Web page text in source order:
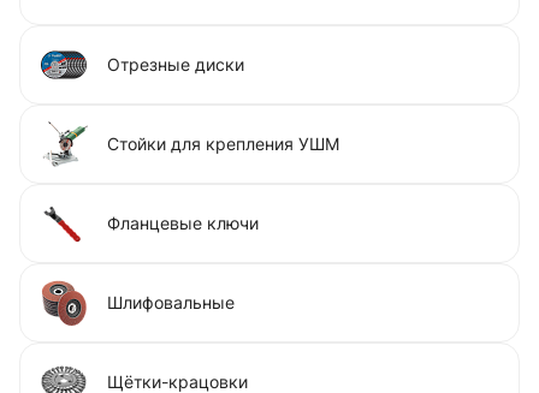
Отрезные диски
Стойки для крепления УШМ
Фланцевые ключи
Шлифовальные
Щётки-крацовки